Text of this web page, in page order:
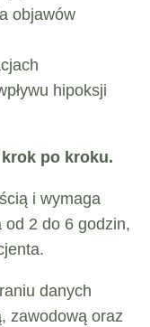
objawów
hipoksji
po kroku.
i wymaga
2 do 6 godzin,
danych
zawodową oraz